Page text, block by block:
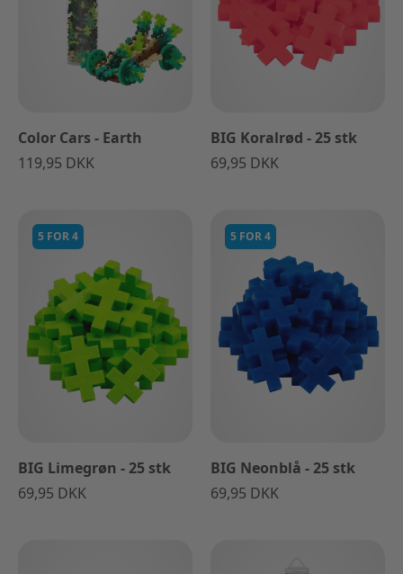
Color Cars - Earth
119,95 DKK
BIG Koralrød - 25 stk
69,95 DKK
5 FOR 4
BIG Limegrøn - 25 stk
69,95 DKK
5 FOR 4
BIG Neonblå - 25 stk
69,95 DKK